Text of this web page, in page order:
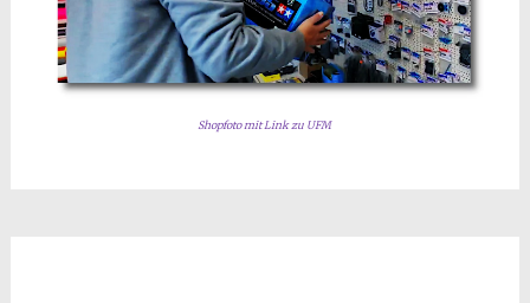
Shopfoto mit Link zu UFM